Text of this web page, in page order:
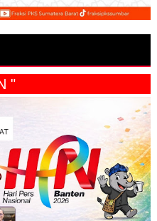
" IKLAN "